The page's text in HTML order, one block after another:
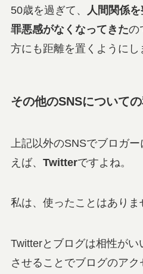
50歳を過ぎて、
人間関係
罪悪感がなくなってきたの
方にも距離を置くようにし
その他のSNSについて
上記以外のSNSでブロガ
えば、 Twitterですよね。
私は、使ったことはありま
Twitterとブログは相性が
させることでブログのア